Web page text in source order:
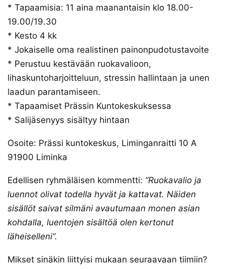
* Tapaamisia: 11 aina maanantaisin klo 18.00-
19.00/19.30
* Kesto 4 kk
* Jokaiselle oma realistinen painonpudotustavoite
* Perustuu kestävään ruokavalioon,
lihaskuntoharjoitteluun, stressin hallintaan ja unen
laadun parantamiseen.
* Tapaamiset Prässin Kuntokeskuksessa
* Salijäsenyys sisältyy hintaan
Osoite: Prässi kuntokeskus, Liminganraitti 10 A
91900 Liminka
Edellisen ryhmäläisen kommentti: ”Ruokavalio ja
luennot olivat todella hyvät ja kattavat. Näiden
sisällöt saivat silmäni avautumaan monen asian
kohdalla, luentojen sisältöä olen kertonut
läheiselleni“.
Mikset sinäkin liittyisi mukaan seuraavaan tiimiin?